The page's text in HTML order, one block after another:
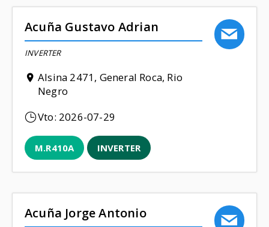
Acuña Gustavo Adrian
INVERTER
Alsina 2471, General Roca, Rio
Negro
Vto: 2026-07-29
M.R410A INVERTER
Acuña Jorge Antonio